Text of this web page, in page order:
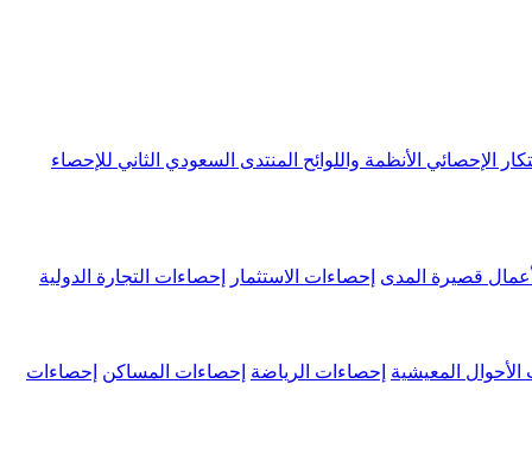
الإحصائي الأنظمة واللوائح المنتدى السعودي الثاني للإحصاء
قصيرة المدى إحصاءات الاستثمار إحصاءات التجارة الدولية
الأحوال المعيشية إحصاءات الرياضة إحصاءات المساكن إحصاءات